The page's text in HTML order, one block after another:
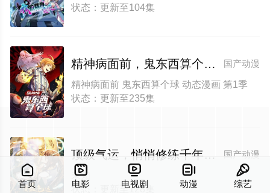
状态：更新至104集
国产动漫
精神病面前，鬼东西算个球动态漫画第1季
精神病面前 鬼东西算个球 动态漫画 第1季
状态：更新至235集
国产动漫
顶级气运，悄悄修练千年动态漫画
未知
状态：更新至128集

首页

电影

电视剧

动漫

综艺